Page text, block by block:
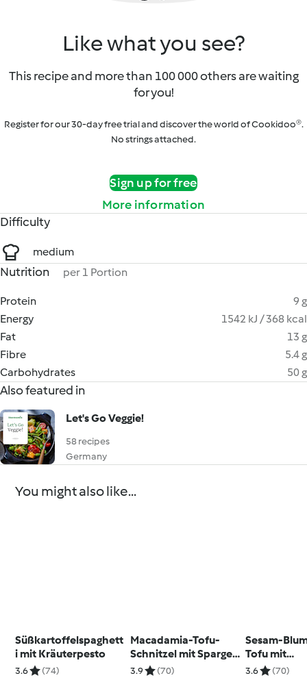
Like what you see?
This recipe and more than 100 000 others are waiting
for you!
Register for our 30-day free trial and discover the world of Cookidoo®.
No strings attached.
Sign up for free
More information
Difficulty
medium
Nutrition per 1 Portion
Protein
9 g
Energy
1542 kJ / 368 kcal
Fat
13 g
Fibre
5.4 g
Carbohydrates
50 g
Also featured in
Let's Go Veggie!
58 recipes
Germany
You might also like...
Süßkartoffelspaghett
i mit Kräuterpesto
3.6 (74)
Macadamia-Tofu-
Schnitzel mit Spargel
und Chilihollandaise
3.9 (70)
Sesam-
Tofu mit
3.6 (70)